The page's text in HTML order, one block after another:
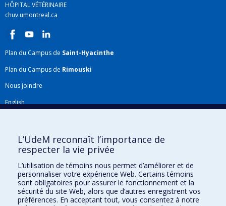
HÔPITAL VÉTÉRINAIRE
chuv.umontreal.ca
Plan du Campus de Saint-Hyacinthe
Plan du Campus de Rimouski
Nous joindre
English
Plan du site
Accessibilité
Gabarits et image de marque
Agenda FMV & calendrier académique
La Faculté de médecine vétérinaire de l'Université de Montréal détient
L’UdeM reconnaît l’importance de
respecter la vie privée
L’utilisation de témoins nous permet d’améliorer et de
personnaliser votre expérience Web. Certains témoins
sont obligatoires pour assurer le fonctionnement et la
sécurité du site Web, alors que d’autres enregistrent vos
préférences. En acceptant tout, vous consentez à notre